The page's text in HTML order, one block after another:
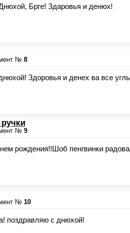
Брге! Здаровья и денюх!
№8
Здоровья и денех ва все
№9
рождения!!Шоб пенгвинки
№10
поздравляю с днюхой!